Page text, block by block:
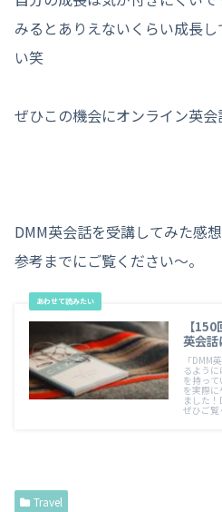
みるとありえないくらい成長
い笑
ぜひこの機会にオンライン英会
DMM英会話を受講してみた
参考までにご覧ください〜。
【
英会話
「DMM
るよう
を持っ
を実際
ました
ぜひご覧
Travel